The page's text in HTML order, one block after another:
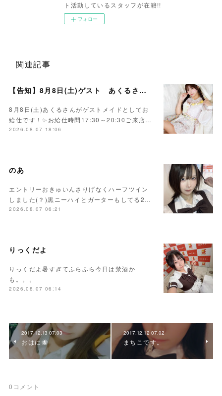
ト活動しているスタッフが在籍!!
フォロー
関連記事
【告知】8月8日(土)ゲスト あくるさん🌻💛
8月8日(土)あくるさんがゲストメイドとしてお
給仕です！✨お給仕時間17:30～20:30ご来店…
2026.08.07 18:06
のあ
エントリーおきゅいんさりげなくハーフツイン
しました(？)黒ニーハイとガーターもしてる2…
2026.08.07 06:21
りっくだよ
りっくだよ暑すぎてふらふら今日は禁酒か
も。。。
2026.08.07 06:14
2017.12.13 07:03
おはに🐝
2017.12.12 07:02
まちこです。
0 コメント